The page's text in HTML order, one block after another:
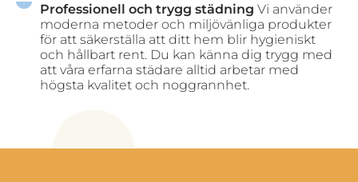
Professionell och trygg städningVi använder
moderna metoder och miljövänliga produkter
för att säkerställa att ditt hem blir hygieniskt
och hållbart rent. Du kan känna dig trygg med
att våra erfarna städare alltid arbetar med
högsta kvalitet och noggrannhet.